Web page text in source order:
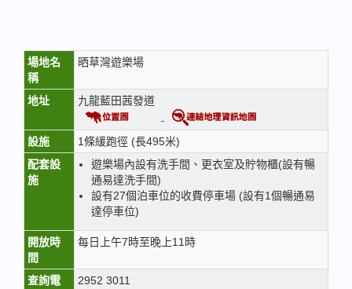
場地名
稱
晒草灣遊樂場
地址 九龍藍田茜發道
設施
1條緩跑徑 (長495米)
配套設
施
遊樂場內設有洗手間、更衣室及貯物櫃(設有暢
通易達洗手間)
設有27個泊車位的收費停車場 (設有1個暢通易
達停車位)
開放時
間
每日上午7時至晚上11時
查詢電
2952 3011